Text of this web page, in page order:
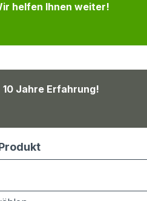
helfen Ihnen weiter!
10 Jahre Erfahrung!